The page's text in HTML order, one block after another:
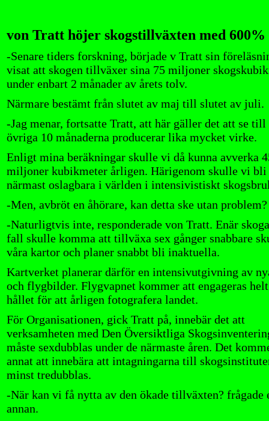
von Tratt höjer skogstillväxten med 600%
-Senare tiders forskning, började v Tratt sin
visat att skogen tillväxer sina 75 miljoner
under enbart 2 månader av årets tolv.
Närmare bestämt från slutet av maj till slutet av juli.
-Jag menar, fortsatte Tratt, att här gäller det att se till
övriga 10 månaderna producerar lika mycket virke.
Enligt mina beräkningar skulle vi då kunna avverka
miljoner kubikmeter årligen. Härigenom skulle vi bli
närmast oslagbara i världen i intensivistiskt
-Men, avbröt en åhörare, kan detta ske utan problem?
-Naturligtvis inte, responderade von Tratt. Enär
fall skulle komma att tillväxa sex gånger snabbare
våra kartor och planer snabbt bli inaktuella.
Kartverket planerar därför en intensivutgivning av
och flygbilder. Flygvapnet kommer att engageras
hållet för att årligen fotografera landet.
För Organisationen, gick Tratt på, innebär det att
verksamheten med Den Översiktliga
måste sexdubblas under de närmaste åren. Det
annat att innebära att intagningarna till
minst tredubblas.
-När kan vi få nytta av den ökade tillväxten? frågade
annan.